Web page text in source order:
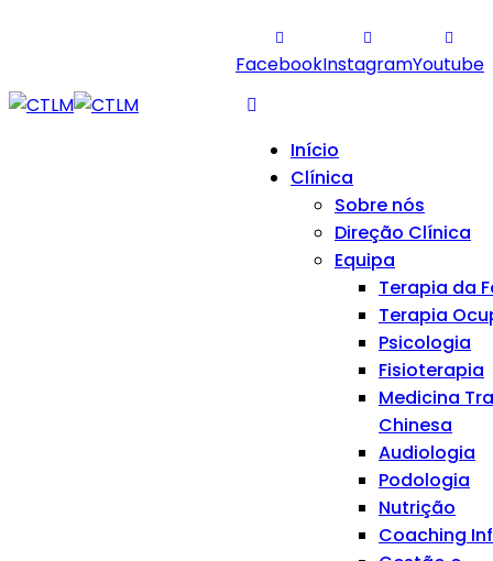
FacebookInstagramYoutube
Início
Clínica
Sobre nós
Direção Clínica
Equipa
Terapia da
Terapia
Psicologia
Fisioterapia
Medicina
Chinesa
Audiologia
Podologia
Nutrição
Coaching